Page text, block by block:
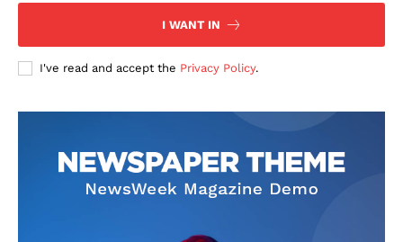
I WANT IN
I've read and accept the Privacy Policy.